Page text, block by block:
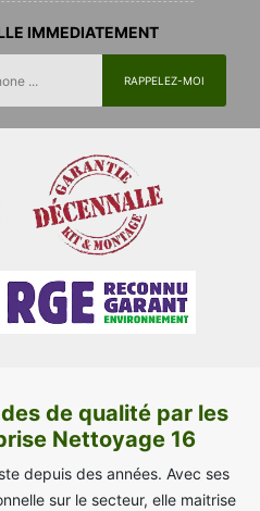
IMMEDIATEMENT
de qualité par les
Nettoyage 16
depuis des années. Avec ses
sur le secteur, elle maitrise